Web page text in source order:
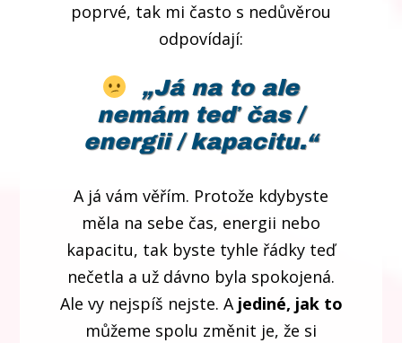
poprvé, tak mi často s nedůvěrou
odpovídají:
„Já na to ale
nemám teď čas /
energii / kapacitu.“
A já vám věřím. Protože kdybyste
měla na sebe čas, energii nebo
kapacitu, tak byste tyhle řádky teď
nečetla a už dávno byla spokojená.
Ale vy nejspíš nejste. A jediné, jak to
můžeme spolu změnit je, že si